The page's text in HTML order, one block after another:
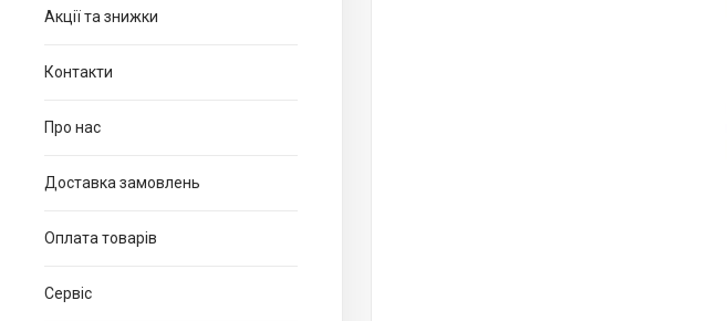
Акції та знижки
Контакти
Про нас
Доставка замовлень
Оплата товарів
Сервіс